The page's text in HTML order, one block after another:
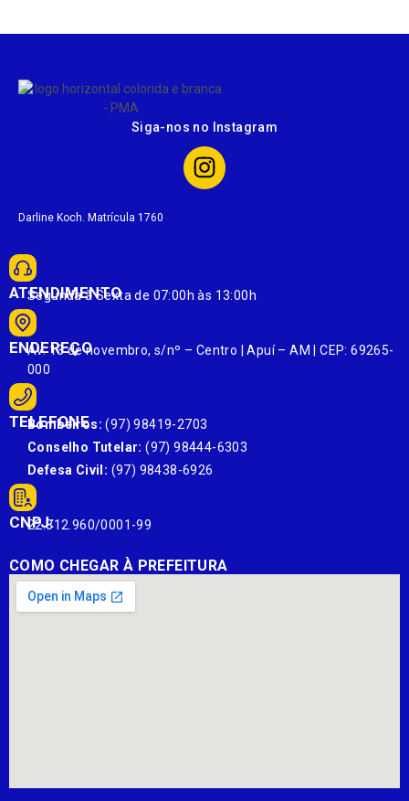
Siga-nos no Instagram
Darline Koch. Matrícula 1760
ATENDIMENTO
Segunda à Sexta de 07:00h às 13:00h
ENDEREÇO
Av. 13 de novembro, s/nº – Centro | Apuí – AM | CEP: 69265-
000
TELEFONE
Bombeiros: (97) 98419-2703
Conselho Tutelar: (97) 98444-6303
Defesa Civil: (97) 98438-6926
CNPJ:
22.812.960/0001-99
COMO CHEGAR À PREFEITURA